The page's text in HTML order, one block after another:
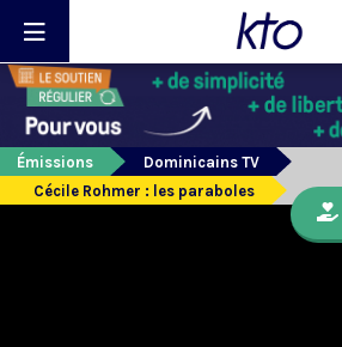
Émissions
Dominicains TV
Cécile Rohmer : les paraboles